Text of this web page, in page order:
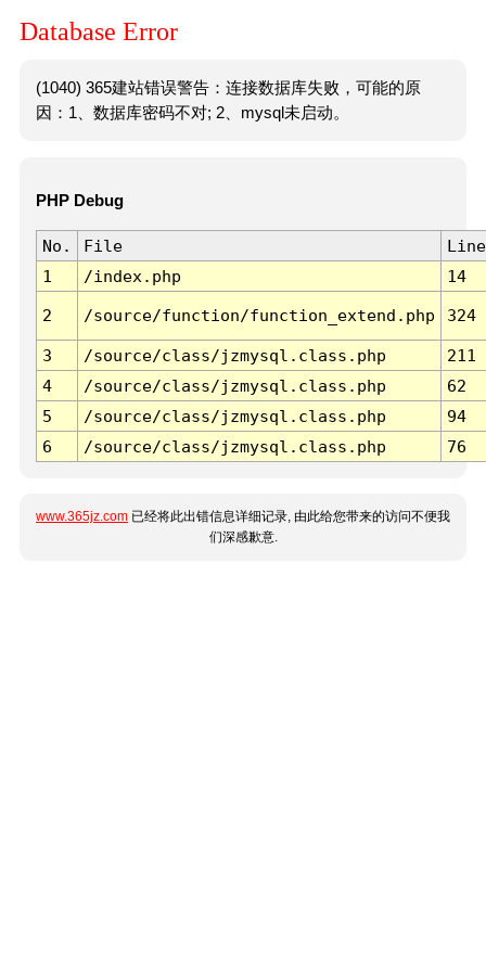
Database Error
(1040) 365建站错误警告：连接数据库失败，可能的原
因：1、数据库密码不对; 2、mysql未启动。
PHP Debug
No. File
Line
1
/index.php 14
2 /source/function/function_extend.php 324
3 /source/class/jzmysql.class.php
211
4
/source/class/jzmysql.class.php
62
5
/source/class/jzmysql.class.php
94
6
/source/class/jzmysql.class.php 76
www.365jz.com 已经将此出错信息详细记录, 由此给您带来的访问不便我
们深感歉意.